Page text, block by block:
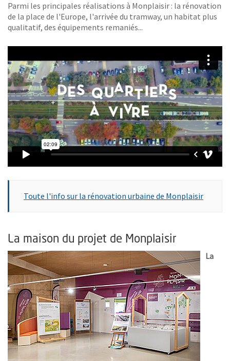
Parmi les principales réalisations à Monplaisir : la rénovation
de la place de l'Europe, l'arrivée du tramway, un habitat plus
qualitatif, des équipements remaniés...
Toute l'info sur la rénovation urbaine de Monplaisir
La maison du projet de Monplaisir
La